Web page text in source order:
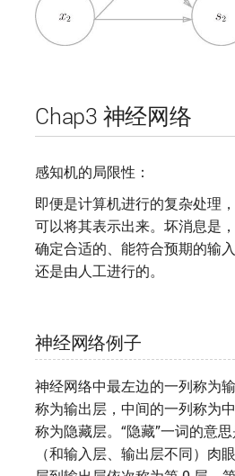
Chap3 神经网络
感知机的局限性：
即便是计算机进行的复杂处理
可以将其表示出来。坏消息是
确定合适的、能符合预期的输
还是由人工进行的。
神经网络例子
神经网络中最左边的一列称为
称为输出层，中间的一列称为
称为隐藏层。“隐藏”一词的意
（和输入层、输出层不同）肉